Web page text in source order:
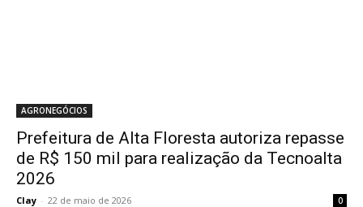
AGRONEGÓCIOS
Prefeitura de Alta Floresta autoriza repasse
de R$ 150 mil para realização da Tecnoalta
2026
Clay - 22 de maio de 2026 0